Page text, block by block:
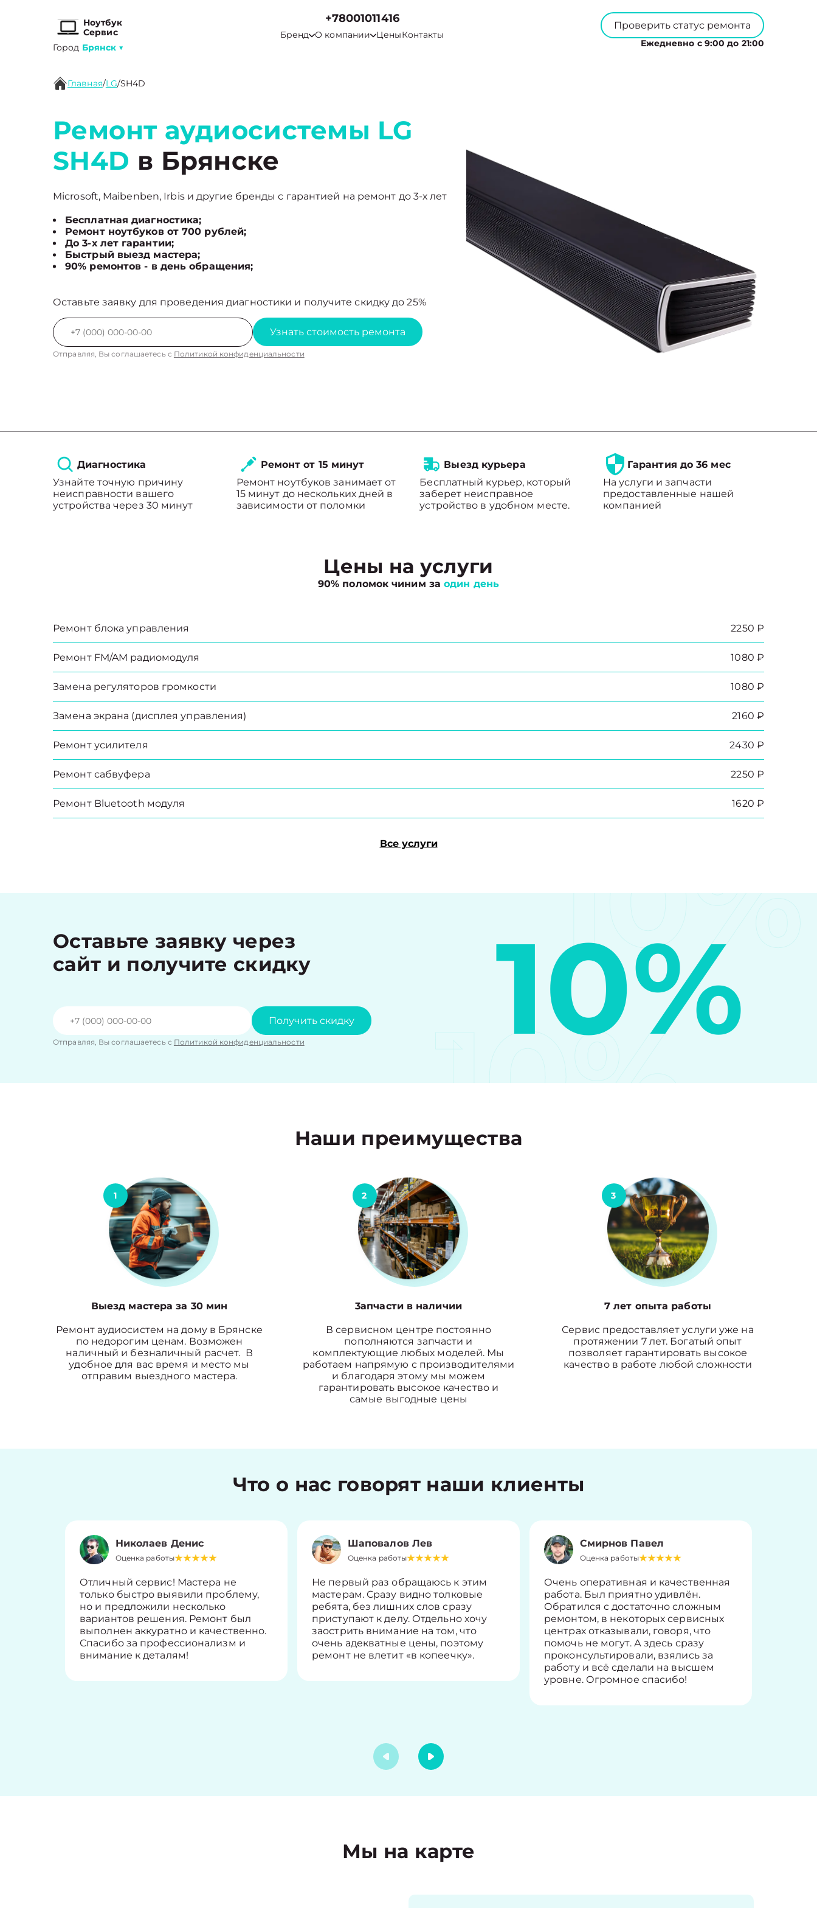
Ноутбук
Сервис
Город Брянск ▼
+78001011416
Бренд О компании ЦеныКонтакты
Проверить статус ремонта
Ежедневно с 9:00 до 21:00
Главная/LG/SH4D
Ремонт аудиосистемы LG
SH4D в Брянске
Microsoft, Maibenben, Irbis и другие бренды с гарантией на ремонт до 3-х лет
Бесплатная диагностика;
Ремонт ноутбуков от 700 рублей;
До 3-х лет гарантии;
Быстрый выезд мастера;
90% ремонтов - в день обращения;
Оставьте заявку для проведения диагностики и получите скидку до 25%
Узнать стоимость ремонта
Отправляя, Вы соглашаетесь с Политикой конфиденциальности
Диагностика
Узнайте точную причину
неисправности вашего
устройства через 30 минут
Ремонт от 15 минут
Ремонт ноутбуков занимает от
15 минут до нескольких дней в
зависимости от поломки
Выезд курьера
Бесплатный курьер, который
заберет неисправное
устройство в удобном месте.
Гарантия до 36 мес
На услуги и запчасти
предоставленные нашей
компанией
Цены на услуги
90% поломок чиним заодин день
Ремонт блока управления 2250 ₽
Ремонт FM/AM радиомодуля 1080 ₽
Замена регуляторов громкости 1080 ₽
Замена экрана (дисплея управления) 2160 ₽
Ремонт усилителя 2430 ₽
Ремонт сабвуфера 2250 ₽
Ремонт Bluetooth модуля 1620 ₽
Все услуги
Оставьте заявку через
сайт и получите скидку
Получить скидку
Отправляя, Вы соглашаетесь с Политикой конфиденциальности 10%
10%
10%
Наши преимущества
1
Выезд мастера за 30 мин
Ремонт аудиосистем на дому в Брянске
по недорогим ценам. Возможен
наличный и безналичный расчет. В
удобное для вас время и место мы
отправим выездного мастера.
2
3апчасти в наличии
В сервисном центре постоянно
пополняются запчасти и
комплектующие любых моделей. Мы
работаем напрямую с производителями
и благодаря этому мы можем
гарантировать высокое качество и
самые выгодные цены
3
7 лет опыта работы
Сервис предоставляет услуги уже на
протяжении 7 лет. Богатый опыт
позволяет гарантировать высокое
качество в работе любой сложности
Что о нас говорят наши клиенты
Николаев Денис
Оценка работы
Отличный сервис! Мастера не
только быстро выявили проблему,
но и предложили несколько
вариантов решения. Ремонт был
выполнен аккуратно и качественно.
Спасибо за профессионализм и
внимание к деталям!
Шаповалов Лев
Оценка работы
Не первый раз обращаюсь к этим
мастерам. Сразу видно толковые
ребята, без лишних слов сразу
приступают к делу. Отдельно хочу
заострить внимание на том, что
очень адекватные цены, поэтому
ремонт не влетит «в копеечку».
Смирнов Павел
Оценка работы
Очень оперативная и качественная
работа. Был приятно удивлён.
Обратился с достаточно сложным
ремонтом, в некоторых сервисных
центрах отказывали, говоря, что
помочь не могут. А здесь сразу
проконсультировали, взялись за
работу и всё сделали на высшем
уровне. Огромное спасибо!
Мы на карте